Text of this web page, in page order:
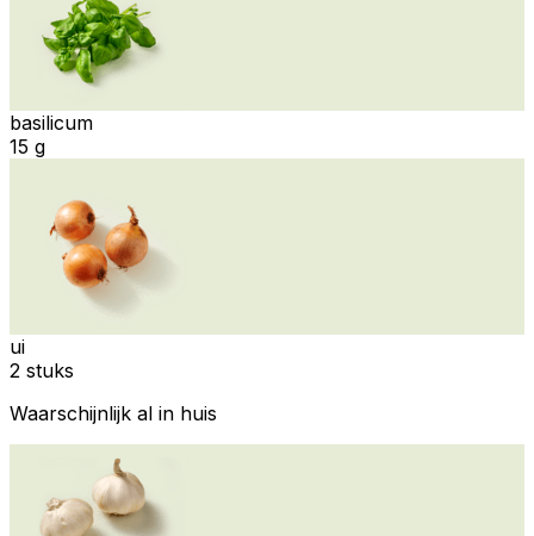
basilicum
15 g
ui
2 stuks
Waarschijnlijk al in huis